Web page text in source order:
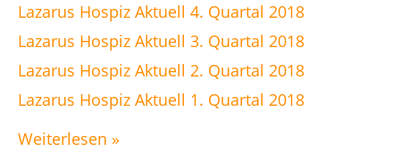
Lazarus Hospiz Aktuell 4. Quartal 2018
Lazarus Hospiz Aktuell 3. Quartal 2018
Lazarus Hospiz Aktuell 2. Quartal 2018
Lazarus Hospiz Aktuell 1. Quartal 2018
Weiterlesen »